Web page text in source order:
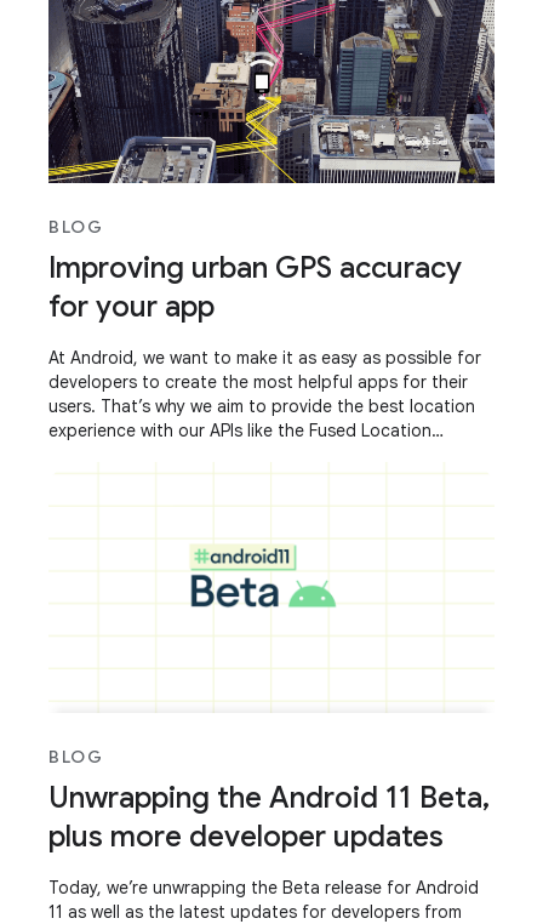
BLOG
Improving urban GPS accuracy
for your app
At Android, we want to make it as easy as possible for
developers to create the most helpful apps for their
users. That’s why we aim to provide the best location
experience with our APIs like the Fused Location
BLOG
Unwrapping the Android 11 Beta,
plus more developer updates
Today, we’re unwrapping the Beta release for Android
11 as well as the latest updates for developers from